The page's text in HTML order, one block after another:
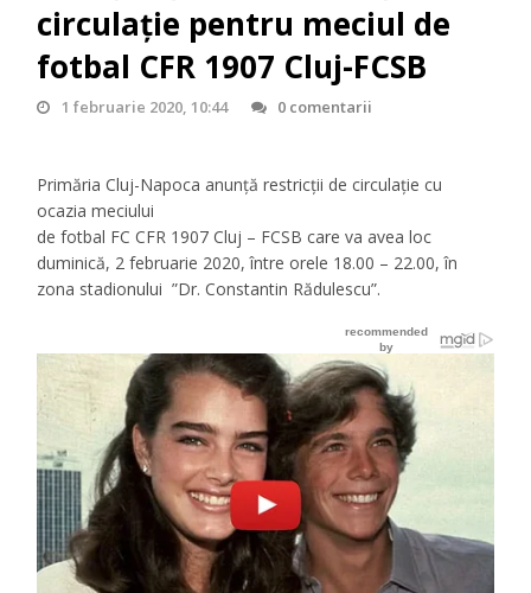
circulație pentru meciul de
fotbal CFR 1907 Cluj-FCSB
1 februarie 2020, 10:44 0 comentarii
Primăria Cluj-Napoca anunță restricții de circulație cu
ocazia meciului
de fotbal FC CFR 1907 Cluj – FCSB care va avea loc
duminică, 2 februarie 2020, între orele 18.00 – 22.00, în
zona stadionului ”Dr. Constantin Rădulescu”.